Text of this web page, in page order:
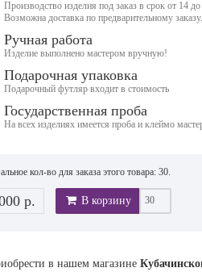
Производство изделия под заказ в срок от 14 до
Возможна доставка по предварительному заказу.
Ручная работа
Изделие выполнено мастером вручную!
Подарочная упаковка
Подарочный футляр входит в стоимость
Государственная проба
На всех изделиях имеется проба и клеймо
кол-во для заказа этого товара: 30.
р. В корзину
в нашем магазине